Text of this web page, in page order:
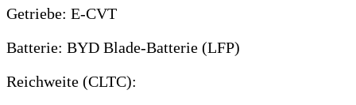
Getriebe: E-CVT
Batterie: BYD Blade-Batterie (LFP)
Reichweite (CLTC):